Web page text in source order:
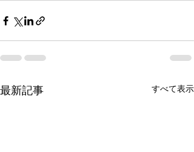
最新記事 すべて表示